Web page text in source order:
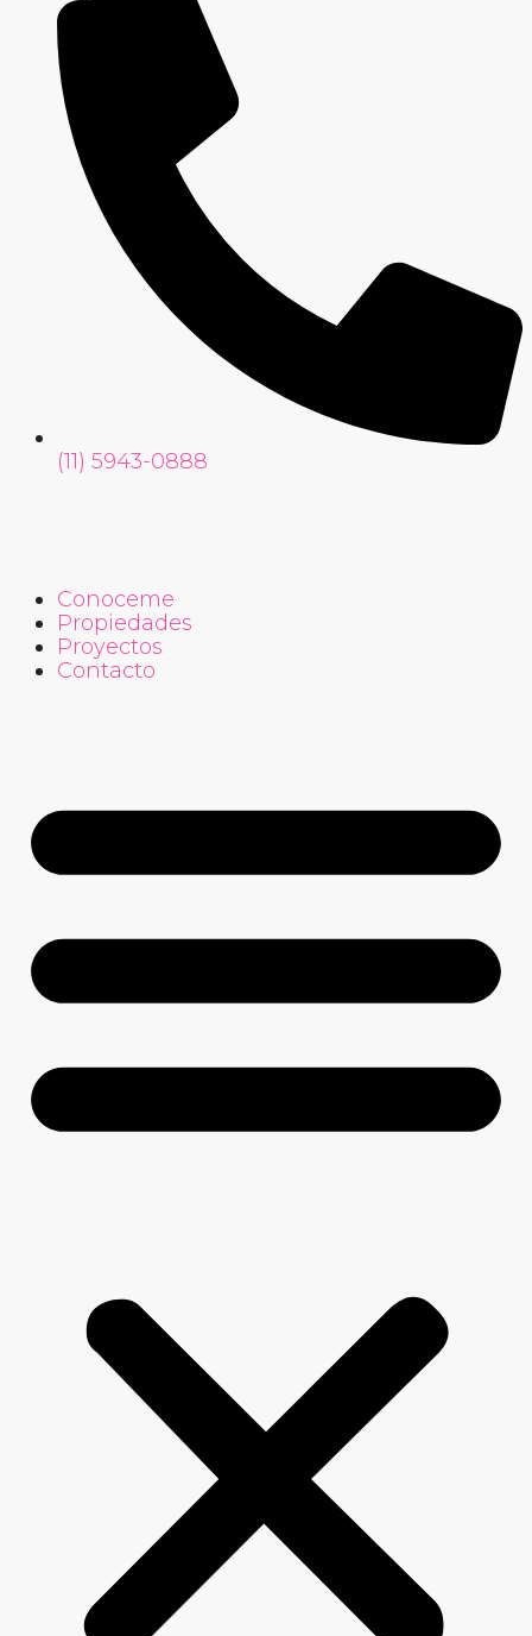
(11) 5943-0888
Conoceme
Propiedades
Proyectos
Contacto